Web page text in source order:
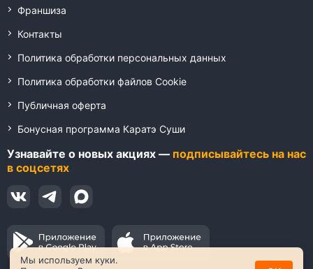
Франшиза
Контакты
Политика обработки персональных данных
Политика обработки файлов Cookie
Публичная оферта
Бонусная программа Каратэ Суши
Узнавайте о новых акциях — подписывайтесь на нас
в соцсетях
Мы используем куки.